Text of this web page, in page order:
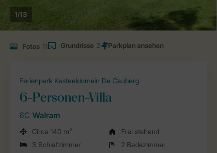
1/13
Fotos 11 Grundrisse 2
Ferienpark Kasteeldomein De Cauberg
6-Personen-Villa
6C Walram
Circa 140 m²
Frei stehend
3 Schlafzimmer
2 Badezimmer